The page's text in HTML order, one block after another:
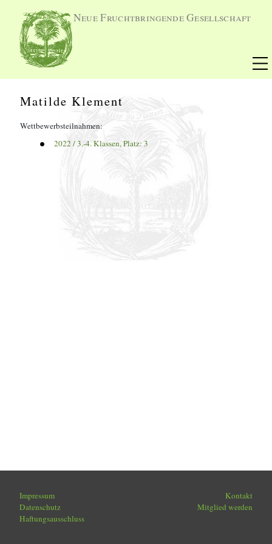
Neue Fruchtbringende Gesellschaft
Matilde Klement
Wettbewerbsteilnahmen:
2022 / 3.-4. Klassen, Platz: 3
Impressum
Datenschutz
Haftungsausschluss
Kontakt
Mitglied werden